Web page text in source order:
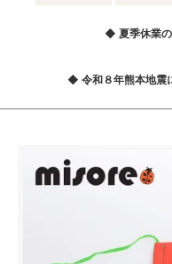
◆ 夏季休業
◆ 令和８年熊本地震